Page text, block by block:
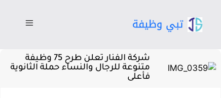
شركة الفنار تعلن طرح 75 وظيفة
متنوعة للرجال والنساء حملة الثانوية
فأعلى